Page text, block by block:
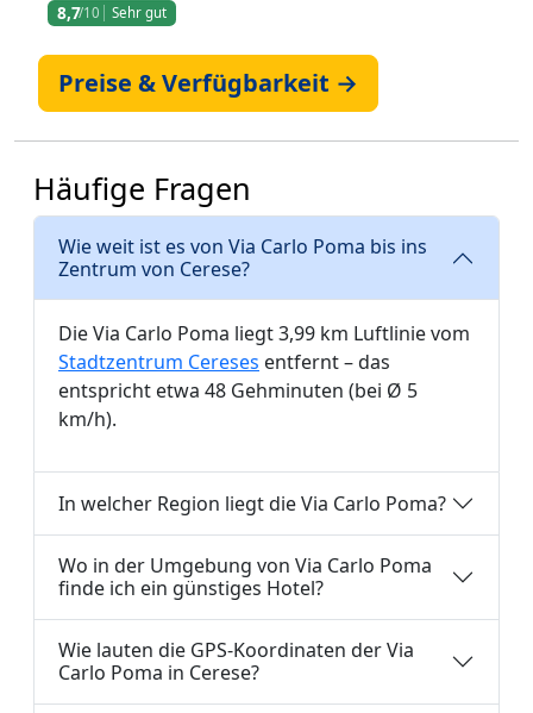
8,7/10 Sehr gut
Preise & Verfügbarkeit →
Häufige Fragen
Wie weit ist es von Via Carlo Poma bis ins
Zentrum von Cerese?
Die Via Carlo Poma liegt 3,99 km Luftlinie vom
Stadtzentrum Cereses entfernt – das
entspricht etwa 48 Gehminuten (bei Ø 5
km/h).
In welcher Region liegt die Via Carlo Poma?
Wo in der Umgebung von Via Carlo Poma
finde ich ein günstiges Hotel?
Wie lauten die GPS-Koordinaten der Via
Carlo Poma in Cerese?